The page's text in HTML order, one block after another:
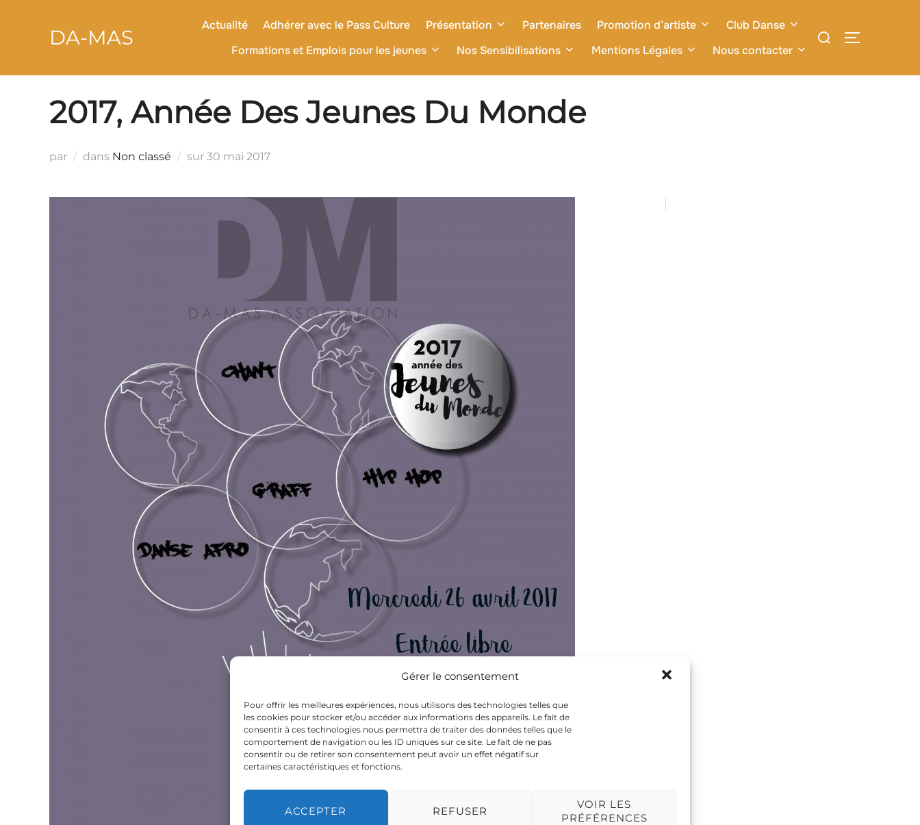
Gérer le consentement
Pour offrir les meilleures expériences, nous utilisons des technologies telles que
les cookies pour stocker et/ou accéder aux informations des appareils. Le fait de
consentir à ces technologies nous permettra de traiter des données telles que le
comportement de navigation ou les ID uniques sur ce site. Le fait de ne pas
consentir ou de retirer son consentement peut avoir un effet négatif sur
certaines caractéristiques et fonctions.
ACCEPTER REFUSER
VOIR LES
PRÉFÉRENCES
DA-MAS
Actualité Adhérer avec le Pass Culture Présentation Partenaires Promotion d’artiste
Club Danse
Formations et Emplois pour les jeunes
Nos Sensibilisations Mentions Légales Nous contacter
2017, Année Des Jeunes Du Monde
par dans Non classé sur Publié
30 mai 2017